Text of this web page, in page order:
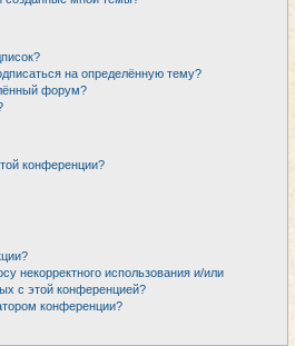
на определённую тему?
форум?
конференции?
некорректного использования и/или
с этой конференцией?
конференции?